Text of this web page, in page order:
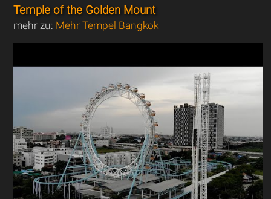
Temple of the Golden Mount
mehr zu: Mehr Tempel Bangkok